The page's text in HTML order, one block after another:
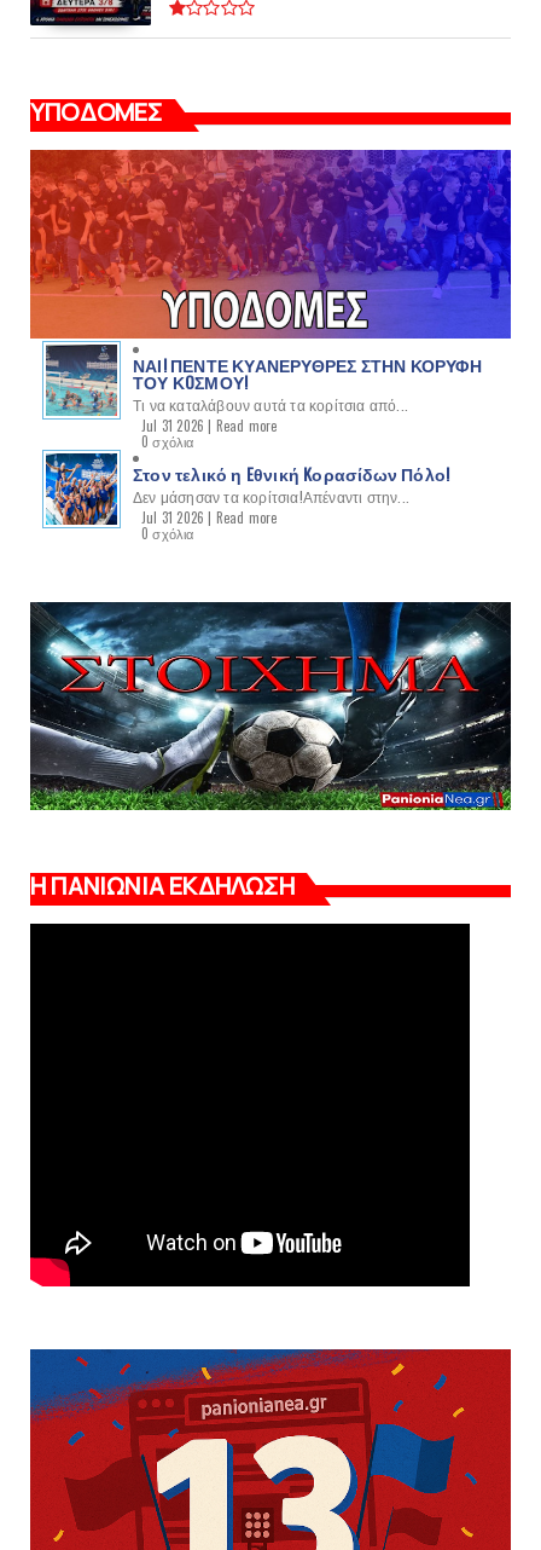
ΥΠΟΔΟΜΕΣ
ΝΑΙ! ΠΕΝΤΕ ΚΥΑΝΕΡΥΘΡΕΣ ΣΤΗΝ ΚΟΡΥΦΗ
ΤΟΥ ΚOΣΜΟΥ!
Τι να καταλάβουν αυτά τα κορίτσια από...
Jul 31 2026 | Read more
0 σχόλια
Στον τελικό η Eθνική Kορασίδων Πόλο!
Δεν μάσησαν τα κορίτσια!Απέναντι στην...
Jul 31 2026 | Read more
0 σχόλια
Η ΠΑΝΙΩΝΙΑ ΕΚΔΗΛΩΣΗ